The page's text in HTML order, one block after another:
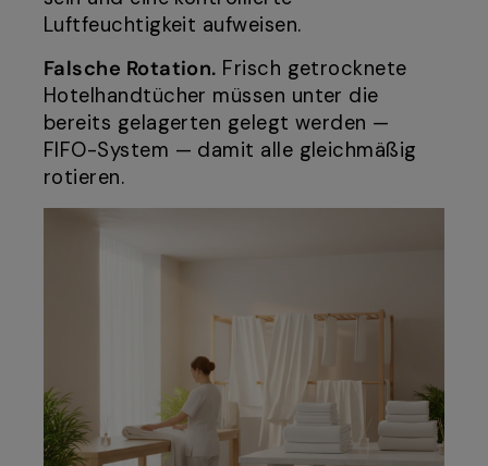
Luftfeuchtigkeit aufweisen.
Falsche Rotation. Frisch getrocknete
Hotelhandtücher müssen unter die
bereits gelagerten gelegt werden —
FIFO-System — damit alle gleichmäßig
rotieren.